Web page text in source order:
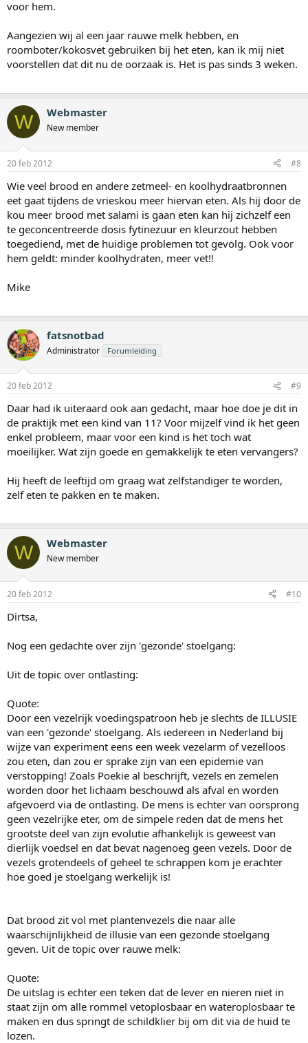
voor hem.
Aangezien wij al een jaar rauwe melk hebben, en
roomboter/kokosvet gebruiken bij het eten, kan ik mij niet
voorstellen dat dit nu de oorzaak is. Het is pas sinds 3 weken.
W Webmaster
New member
20 feb 2012 #8
Wie veel brood en andere zetmeel- en koolhydraatbronnen
eet gaat tijdens de vrieskou meer hiervan eten. Als hij door de
kou meer brood met salami is gaan eten kan hij zichzelf een
te geconcentreerde dosis fytinezuur en kleurzout hebben
toegediend, met de huidige problemen tot gevolg. Ook voor
hem geldt: minder koolhydraten, meer vet!!
Mike
fatsnotbad
Administrator Forumleiding
20 feb 2012 #9
Daar had ik uiteraard ook aan gedacht, maar hoe doe je dit in
de praktijk met een kind van 11? Voor mijzelf vind ik het geen
enkel probleem, maar voor een kind is het toch wat
moeilijker. Wat zijn goede en gemakkelijk te eten vervangers?
Hij heeft de leeftijd om graag wat zelfstandiger te worden,
zelf eten te pakken en te maken.
W Webmaster
New member
20 feb 2012 #10
Dirtsa,
Nog een gedachte over zijn 'gezonde' stoelgang:
Uit de topic over ontlasting:
Quote:
Door een vezelrijk voedingspatroon heb je slechts de ILLUSIE
van een 'gezonde' stoelgang. Als iedereen in Nederland bij
wijze van experiment eens een week vezelarm of vezelloos
zou eten, dan zou er sprake zijn van een epidemie van
verstopping! Zoals Poekie al beschrijft, vezels en zemelen
worden door het lichaam beschouwd als afval en worden
afgevoerd via de ontlasting. De mens is echter van oorsprong
geen vezelrijke eter, om de simpele reden dat de mens het
grootste deel van zijn evolutie afhankelijk is geweest van
dierlijk voedsel en dat bevat nagenoeg geen vezels. Door de
vezels grotendeels of geheel te schrappen kom je erachter
hoe goed je stoelgang werkelijk is!
Dat brood zit vol met plantenvezels die naar alle
waarschijnlijkheid de illusie van een gezonde stoelgang
geven. Uit de topic over rauwe melk:
Quote:
De uitslag is echter een teken dat de lever en nieren niet in
staat zijn om alle rommel vetoplosbaar en wateroplosbaar te
maken en dus springt de schildklier bij om dit via de huid te
lozen.